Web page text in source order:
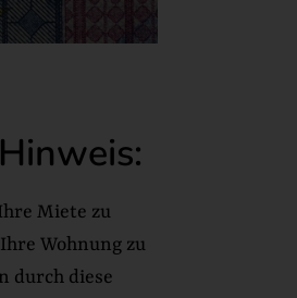
Miete zu
Wohnung zu
durch diese